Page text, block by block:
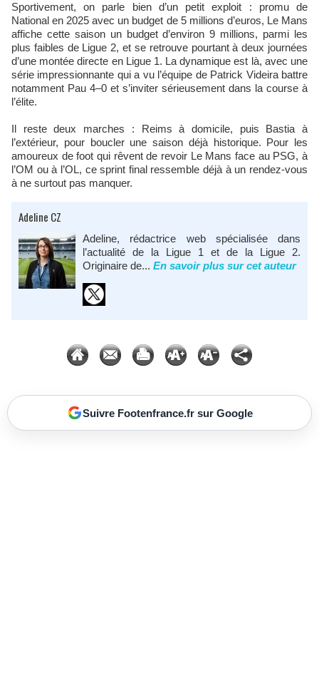
Sportivement, on parle bien d’un petit exploit : promu de
National en 2025 avec un budget de 5 millions d’euros, Le Mans
affiche cette saison un budget d’environ 9 millions, parmi les
plus faibles de Ligue 2, et se retrouve pourtant à deux journées
d’une montée directe en Ligue 1. La dynamique est là, avec une
série impressionnante qui a vu l’équipe de Patrick Videira battre
notamment Pau 4–0 et s’inviter sérieusement dans la course à
l’élite.
Il reste deux marches : Reims à domicile, puis Bastia à
l’extérieur, pour boucler une saison déjà historique. Pour les
amoureux de foot qui rêvent de revoir Le Mans face au PSG, à
l’OM ou à l’OL, ce sprint final ressemble déjà à un rendez-vous
à ne surtout pas manquer.
Adeline CZ
Adeline, rédactrice web spécialisée dans
l’actualité de la Ligue 1 et de la Ligue 2.
Originaire de... En savoir plus sur cet auteur
Suivre Footenfrance.fr sur Google